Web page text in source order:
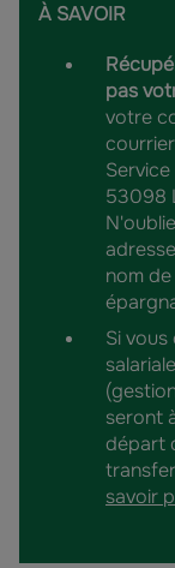
À SAVOIR
pas
votre
53098
nom
Si
seront
départ
savoir